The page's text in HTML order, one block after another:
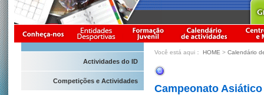
Actividades do ID
Competições e Actividades
Você está aqui： HOME > Calendário
Campeonato